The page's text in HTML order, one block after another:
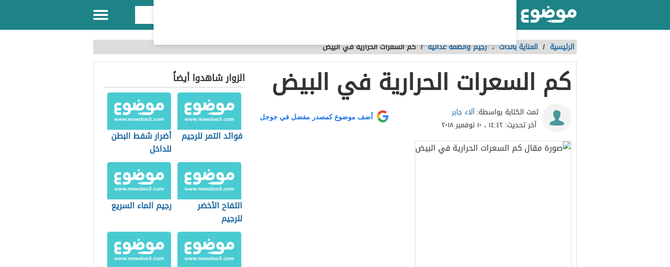
الرئيسية / العناية بالذات،رجيم وأنظمة غذائية /كم السعرات الحرارية في البيض
كم السعرات الحرارية في البيض
تمت الكتابة بواسطة:آلاء جابر
آخر تحديث:١٤:٤٢ ، ١٠ نوفمبر ٢٠١٨
أضف موضوع كمصدر مفضل في جوجل
الزوار شاهدوا أيضاً
فوائد التمر للرجيم
أضرار شفط البطن
للداخل
التفاح الأخضر
للرجيم
رجيم الماء السريع